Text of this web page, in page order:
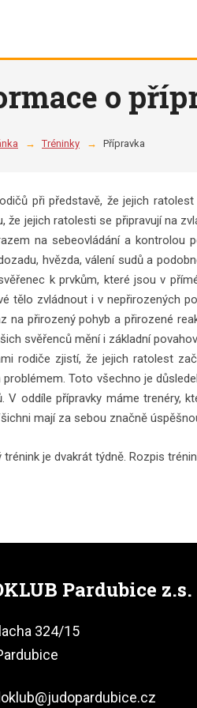
o
Tréninky Přípravka
při představě, že jejich
že jejich ratolesti se připravují na
na sebeovládání a kontrolou
hvězda, válení sudů a
k prvkům, které jsou v
tělo zvládnout i v nepřirozených
na přirozený pohyb a přirozené
svěřenců mění i základní
rodiče zjistí, že jejich ratolest
Toto všechno je
V oddíle přípravky máme trenéry,
mají za sebou značně
trénink je dvakrát týdně. Rozpis
Pardubice z.s.
324/15